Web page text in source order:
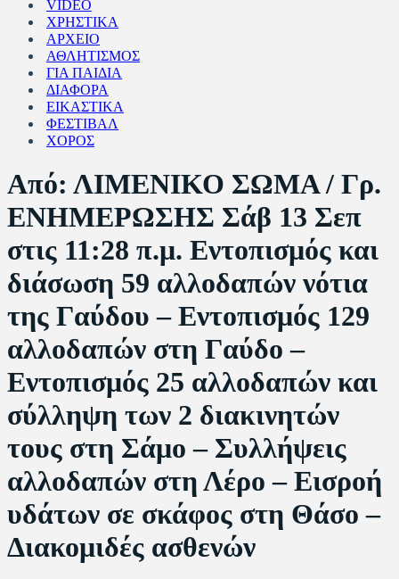
VIDEO
ΧΡΗΣΤΙΚΑ
ΑΡΧΕΙΟ
ΑΘΛΗΤΙΣΜΟΣ
ΓΙΑ ΠΑΙΔΙΑ
ΔΙΑΦΟΡΑ
ΕΙΚΑΣΤΙΚΑ
ΦΕΣΤΙΒΑΛ
ΧΟΡΟΣ
Από: ΛΙΜΕΝΙΚΟ ΣΩΜΑ / Γρ.
ΕΝΗΜΕΡΩΣΗΣ Σάβ 13 Σεπ
στις 11:28 π.μ. Εντοπισμός και
διάσωση 59 αλλοδαπών νότια
της Γαύδου – Εντοπισμός 129
αλλοδαπών στη Γαύδο –
Εντοπισμός 25 αλλοδαπών και
σύλληψη των 2 διακινητών
τους στη Σάμο – Συλλήψεις
αλλοδαπών στη Λέρο – Εισροή
υδάτων σε σκάφος στη Θάσο –
Διακομιδές ασθενών